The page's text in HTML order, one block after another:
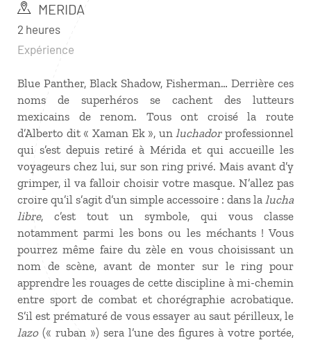
MERIDA
2 heures
Expérience
Blue Panther, Black Shadow, Fisherman… Derrière ces
noms de superhéros se cachent des lutteurs
mexicains de renom. Tous ont croisé la route
d’Alberto dit « Xaman Ek », unluchadorprofessionnel
qui s’est depuis retiré à Mérida et qui accueille les
voyageurs chez lui, sur son ring privé. Mais avant d’y
grimper, il va falloir choisir votre masque. N’allez pas
croire qu’il s’agit d’un simple accessoire : dans la lucha
libre, c’est tout un symbole, qui vous classe
notamment parmi les bons ou les méchants ! Vous
pourrez même faire du zèle en vous choisissant un
nom de scène, avant de monter sur le ring pour
apprendre les rouages de cette discipline à mi-chemin
entre sport de combat et chorégraphie acrobatique.
S’il est prématuré de vous essayer au saut périlleux, le
lazo(« ruban ») sera l’une des figures à votre portée,